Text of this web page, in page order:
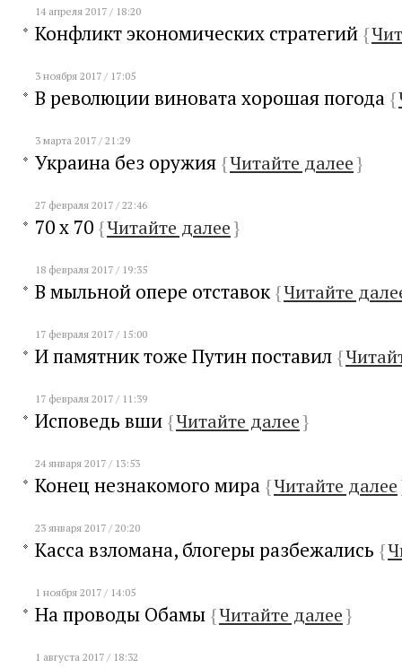
14 апреля 2017 / 18:20
Конфликт экономических стратегий {
3 ноября 2017 / 17:05
В революции виновата хорошая погода {
3 марта 2017 / 21:29
Украина без оружия {Читайте далее}
27 февраля 2017 / 22:46
70 х 70 {Читайте далее}
18 февраля 2017 / 19:35
В мыльной опере отставок{Читайте
17 февраля 2017 / 15:00
И памятник тоже Путин поставил {
17 февраля 2017 / 11:39
Исповедь вши {Читайте далее}
24 января 2017 / 13:53
Конец незнакомого мира {Читайте далее
23 января 2017 / 20:20
Касса взломана, блогеры разбежались {
1 ноября 2017 / 14:05
На проводы Обамы {Читайте далее}
1 августа 2017 / 18:32